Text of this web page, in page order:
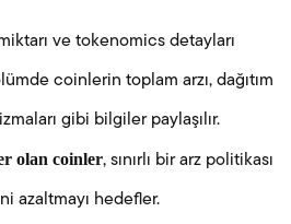
ve tokenomics detayları
coinlerin toplam arzı, dağıtım
gibi bilgiler paylaşılır.
olan coinler, sınırlı bir arz politikası
azaltmayı hedefler.